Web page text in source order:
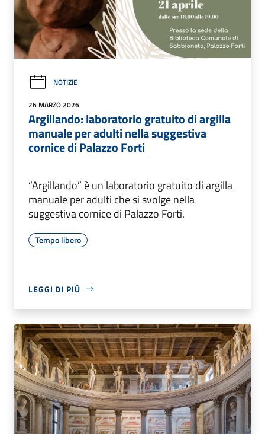
NOTIZIE
26 MARZO 2026
Argillando: laboratorio gratuito di argilla
manuale per adulti nella suggestiva
cornice di Palazzo Forti
“Argillando” è un laboratorio gratuito di argilla
manuale per adulti che si svolge nella
suggestiva cornice di Palazzo Forti.
Tempo libero
LEGGI DI PIÙ